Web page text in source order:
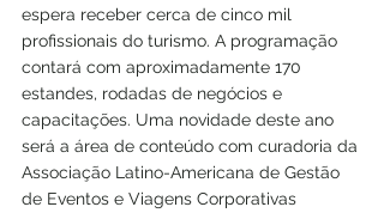
espera receber cerca de cinco mil
profissionais do turismo. A programação
contará com aproximadamente 170
estandes, rodadas de negócios e
capacitações. Uma novidade deste ano
será a área de conteúdo com curadoria da
Associação Latino-Americana de Gestão
de Eventos e Viagens Corporativas